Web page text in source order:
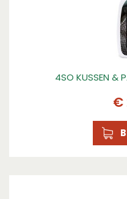
4SO KUSSEN &
€